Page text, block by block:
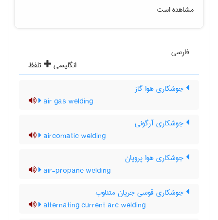
مشاهده است
فارسی
انگلیسی
تلفظ
جوشکاری هوا گاز
air gas welding
جوشکاری آرگونی
aircomatic welding
جوشکاری هوا پروپان
air-propane welding
جوشکاری قوسی جریان متناوب
alternating current arc welding